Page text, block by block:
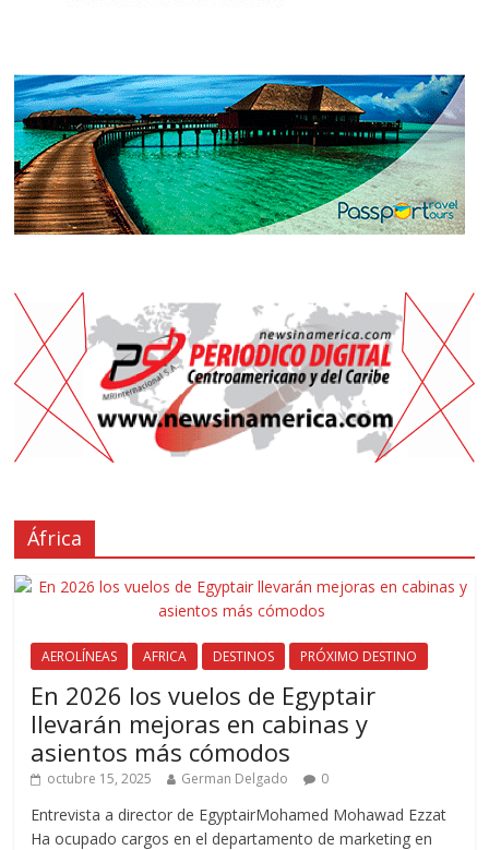
África
AEROLÍNEAS AFRICA DESTINOS PRÓXIMO DESTINO
En 2026 los vuelos de Egyptair
llevarán mejoras en cabinas y
asientos más cómodos
octubre 15, 2025 German Delgado 0
Entrevista a director de EgyptairMohamed Mohawad Ezzat
Ha ocupado cargos en el departamento de marketing en